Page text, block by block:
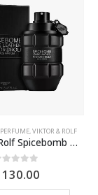
PERFUME,VIKTOR & ROLF
Viktor And Rolf Spicebomb Dark Leather Edp 90ml Para Hombre
out of 5
130.00